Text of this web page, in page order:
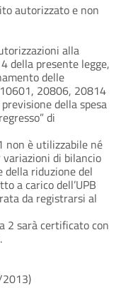
autorizzato e non
alla
della presente legge,
delle
20806, 20814
della spesa
di
non è utilizzabile né
variazioni di bilancio
della riduzione del
a carico dell’UPB
da registrarsi al
2 sarà certificato con